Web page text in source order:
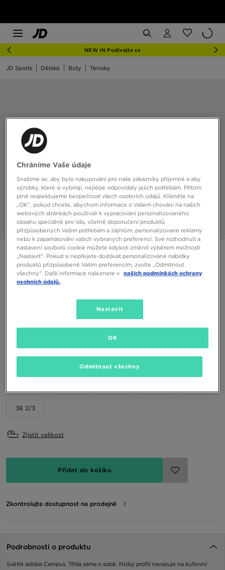
NEW IN Podívejte se
JD Sports Dětské Boty Tenisky
ADIDAS CAMPUS ST J
1790 Kč
EU US
38 2/3
Zjistit velikost
Přidat do košíku
Zkontrolujte dostupnost na prodejně
Podrobnosti o produktu
Světlé adidas Campus. Třída sama o sobě. Nízký profil navazuje na kultovní
Chráníme Vaše údaje
Snažíme se, aby bylo nakupování pro naše zákazníky příjemné a aby
výrobky, které si vybírají, nejlépe odpovídaly jejich potřebám. Přitom
plně respektujeme bezpečnost všech osobních údajů. Klikněte na
„OK“, pokud chcete, abychom informace o Vašem chování na našich
webových stránkách používali k vypracování personalizovaného
obsahu speciálně pro Vás, včetně doporučení produktů
přizpůsobených Vašim potřebám a zájmům, personalizované reklamy
nebo k zapamatování vašich vybraných preferencí. Své rozhodnutí a
nastavení souborů cookie můžete kdykoli změnit výběrem možnosti
„Nastavit“. Pokud si nepřejete dostávat personalizované nabídky
produktů přizpůsobené Vašim preferencím, zvolte „Odmítnout
všechny“. Další informace naleznete v našich podmínkách ochrany
osobních údajů.
Nastavit
Odmítnout všechny
OK